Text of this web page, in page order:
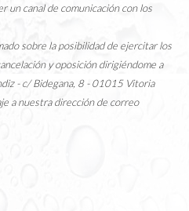
un canal de comunicación con los
sobre la posibilidad de ejercitar los
y oposición dirigiéndome a
- c/ Bidegana, 8 - 01015 Vitoria
a nuestra dirección de correo